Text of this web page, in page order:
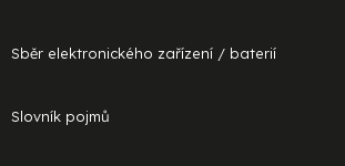
Sběr elektronického zařízení / baterií
Slovník pojmů